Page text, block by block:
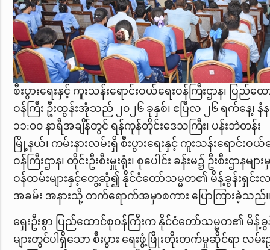
စီးပွားရေးနှင့် ကူးသန်းရောင်းဝယ်ရေးဝန်ကြီးဌာန၊ ပြည်ထ
ဝန်ကြီး ဦးထွန်းအုံသည် ၂၀၂၆ ခုနှစ်၊ ဧပြီလ ၂၆ ရက်နေ့၊ နံ
၁၁:၀၀ နာရီအချိန်တွင် ရန်ကုန်တိုင်းဒေသကြီး၊ ပန်းဘဲတန်း
မြို့နယ်၊ ကမ်းနားလမ်းရှိ စီးပွားရေးနှင့် ကူးသန်းရောင်းဝယ်
ဝန်ကြီးဌာန၊ တိုင်းဦးစီးမှူးရုံး၊ စုပေါင်း ခန်းမ၌ ဦးစီးဌာနများ
ဝန်ထမ်းများနှင့်တွေ့ဆုံ၍ နိုင်ငံတော်သမ္မတ၏ မိန့်ခွန်းရှင်းလ
အခမ်း အနားသို့ တက်ရောက်အမှာစကား ပြောကြားခဲ့သည်
ရှေးဦးစွာ ပြည်ထောင်စုဝန်ကြီးက နိုင်ငံတော်သမ္မတ၏ မိန့်ခွ
များတွင်ပါရှိ‌သော စီးပွား ရေးဖွံ့ဖြိုးတိုးတက်မှုဆိုင်ရာ လမ်